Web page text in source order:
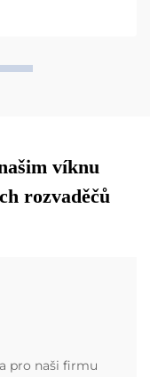
víknu
rozvaděčů
pro naši firmu